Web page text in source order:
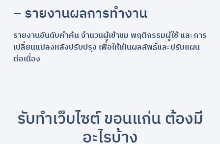
– รายงานผลการทำงาน
รายงานอันดับคำค้น จำนวนผู้เข้าชม พฤติกรรมผู้ใช้ และการ
เปลี่ยนแปลงหลังปรับปรุง เพื่อให้เห็นผลลัพธ์และปรับแผน
ต่อเนื่อง
รับทำเว็บไซต์ ขอนแก่น ต้องมี
อะไรบ้าง